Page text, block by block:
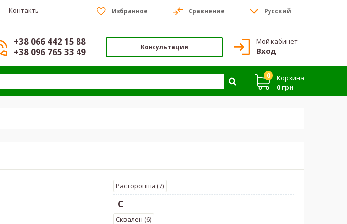
Контакты Избранное Сравнение Русский
Мой кабинет
Вход
+38 066 442 15 88
+38 096 765 33 49
Консультация
0
Корзина
0 грн
Расторопша (7)
С
Сквален (6)